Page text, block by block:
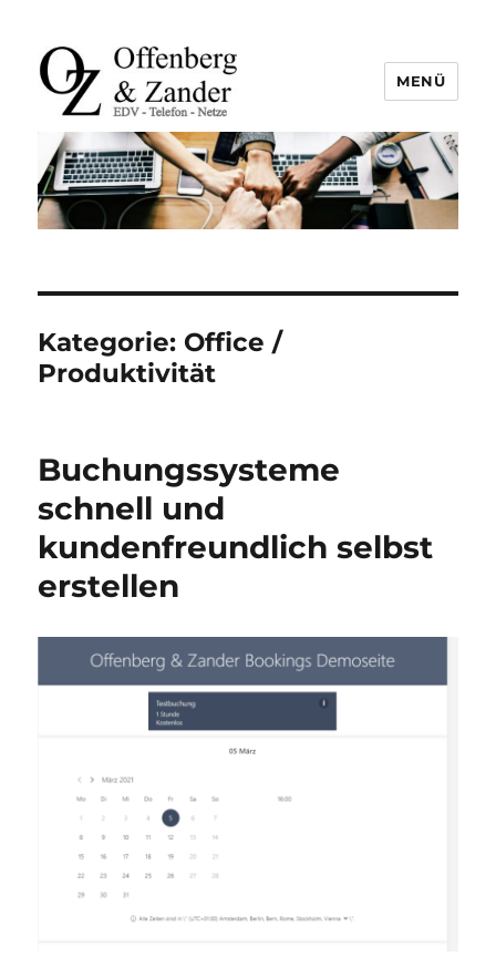
offenberg & zander gbr |
leutefeldstraße 25 | 47800 krefeld
| tel. +49 2151 45 45 840 | info@oz-
it.de
MENÜ
Kategorie: Office /
Produktivität
Buchungssysteme
schnell und
kundenfreundlich selbst
erstellen